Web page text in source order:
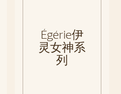
Égérie伊
灵女神系
列